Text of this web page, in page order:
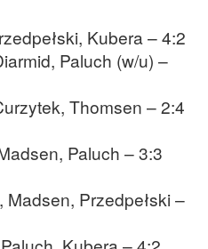
Kubera – 4:2
Paluch (w/u) –
Thomsen – 2:4
Paluch – 3:3
Przedpełski –